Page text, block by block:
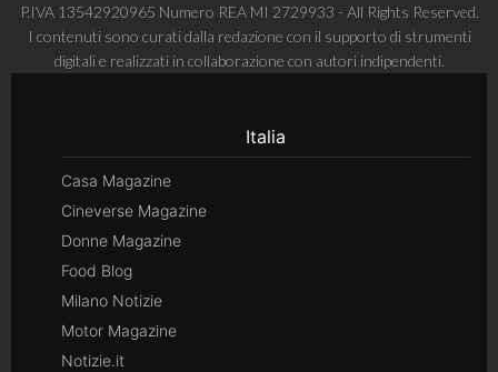
P.IVA 13542920965 Numero REA MI 2729933 - All Rights Reserved.
I contenuti sono curati dalla redazione con il supporto di strumenti
digitali e realizzati in collaborazione con autori indipendenti.
Italia
Casa Magazine
Cineverse Magazine
Donne Magazine
Food Blog
Milano Notizie
Motor Magazine
Notizie.it